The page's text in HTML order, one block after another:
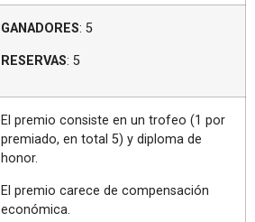
GANADORES: 5
RESERVAS: 5
El premio consiste en un trofeo (1 por
premiado, en total 5) y diploma de
honor.
El premio carece de compensación
económica.